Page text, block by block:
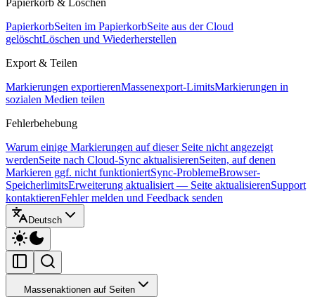
Papierkorb & Löschen
PapierkorbSeiten im PapierkorbSeite aus der Cloud
gelöschtLöschen und Wiederherstellen
Export & Teilen
Markierungen exportierenMassenexport-LimitsMarkierungen in
sozialen Medien teilen
Fehlerbehebung
Warum einige Markierungen auf dieser Seite nicht angezeigt
werdenSeite nach Cloud-Sync aktualisierenSeiten, auf denen
Markieren ggf. nicht funktioniertSync-ProblemeBrowser-
SpeicherlimitsErweiterung aktualisiert — Seite aktualisierenSupport
kontaktierenFehler melden und Feedback senden
Deutsch
Massenaktionen auf Seiten